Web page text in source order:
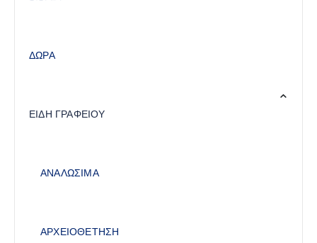
ΔΩΡΑ
ΕΙΔΗ ΓΡΑΦΕΙΟΥ
ΑΝΑΛΩΣΙΜΑ
ΑΡΧΕΙΟΘΕΤΗΣΗ